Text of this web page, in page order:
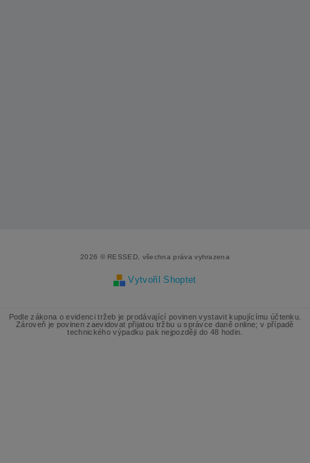
2026 © RESSED, všechna práva vyhrazena
Vytvořil Shoptet
Podle zákona o evidenci tržeb je prodávající povinen vystavit kupujícímu účtenku.
Zároveň je povinen zaevidovat přijatou tržbu u správce daně online; v případě
technického výpadku pak nejpozději do 48 hodin.